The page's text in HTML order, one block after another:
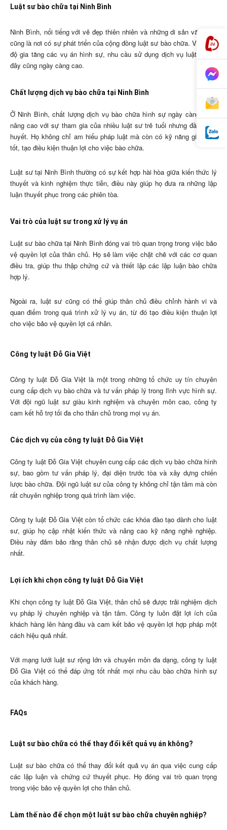
Luật sư bào chữa tại Ninh Bình
Ninh Bình, nổi tiếng với vẻ đẹp thiên nhiên và những di sản văn hóa,
cũng là nơi có sự phát triển của cộng đồng luật sư bào chữa. Với mức
độ gia tăng các vụ án hình sự, nhu cầu sử dụng dịch vụ luật sư tại
đây cũng ngày càng cao.
Chất lượng dịch vụ bào chữa tại Ninh Bình
Ở Ninh Bình, chất lượng dịch vụ bào chữa hình sự ngày càng được
nâng cao với sự tham gia của nhiều luật sư trẻ tuổi nhưng đầy nhiệt
huyết. Họ không chỉ am hiểu pháp luật mà còn có kỹ năng giao tiếp
tốt, tạo điều kiện thuận lợi cho việc bào chữa.
Luật sư tại Ninh Bình thường có sự kết hợp hài hòa giữa kiến thức lý
thuyết và kinh nghiệm thực tiễn, điều này giúp họ đưa ra những lập
luận thuyết phục trong các phiên tòa.
Vai trò của luật sư trong xử lý vụ án
Luật sư bào chữa tại Ninh Bình đóng vai trò quan trọng trong việc bảo
vệ quyền lợi của thân chủ. Họ sẽ làm việc chặt chẽ với các cơ quan
điều tra, giúp thu thập chứng cứ và thiết lập các lập luận bào chữa
hợp lý.
Ngoài ra, luật sư cũng có thể giúp thân chủ điều chỉnh hành vi và
quan điểm trong quá trình xử lý vụ án, từ đó tạo điều kiện thuận lợi
cho việc bảo vệ quyền lợi cá nhân.
Công ty luật Đỗ Gia Việt
Công ty luật Đỗ Gia Việt là một trong những tổ chức uy tín chuyên
cung cấp dịch vụ bào chữa và tư vấn pháp lý trong lĩnh vực hình sự.
Với đội ngũ luật sư giàu kinh nghiệm và chuyên môn cao, công ty
cam kết hỗ trợ tối đa cho thân chủ trong mọi vụ án.
Các dịch vụ của công ty luật Đỗ Gia Việt
Công ty luật Đỗ Gia Việt chuyên cung cấp các dịch vụ bào chữa hình
sự, bao gồm tư vấn pháp lý, đại diện trước tòa và xây dựng chiến
lược bào chữa. Đội ngũ luật sư của công ty không chỉ tận tâm mà còn
rất chuyên nghiệp trong quá trình làm việc.
Công ty luật Đỗ Gia Việt còn tổ chức các khóa đào tạo dành cho luật
sư, giúp họ cập nhật kiến thức và nâng cao kỹ năng nghề nghiệp.
Điều này đảm bảo rằng thân chủ sẽ nhận được dịch vụ chất lượng
nhất.
Lợi ích khi chọn công ty luật Đỗ Gia Việt
Khi chọn công ty luật Đỗ Gia Việt, thân chủ sẽ được trải nghiệm dịch
vụ pháp lý chuyên nghiệp và tận tâm. Công ty luôn đặt lợi ích của
khách hàng lên hàng đầu và cam kết bảo vệ quyền lợi hợp pháp một
cách hiệu quả nhất.
Với mạng lưới luật sư rộng lớn và chuyên môn đa dạng, công ty luật
Đỗ Gia Việt có thể đáp ứng tốt nhất mọi nhu cầu bào chữa hình sự
của khách hàng.
FAQs
Luật sư bào chữa có thể thay đổi kết quả vụ án không?
Luật sư bào chữa có thể thay đổi kết quả vụ án qua việc cung cấp
các lập luận và chứng cứ thuyết phục. Họ đóng vai trò quan trọng
trong việc bảo vệ quyền lợi cho thân chủ.
Làm thế nào để chọn một luật sư bào chữa chuyên nghiệp?